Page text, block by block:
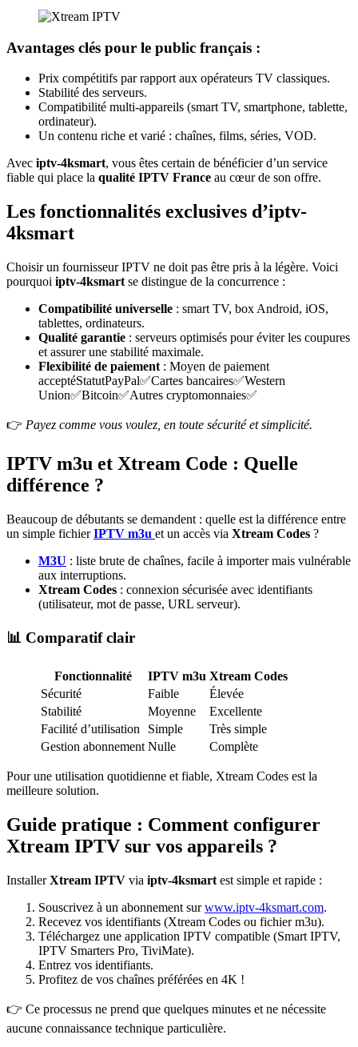
Avantages clés pour le public français :
Prix compétitifs par rapport aux opérateurs TV classiques.
Stabilité des serveurs.
Compatibilité multi-appareils (smart TV, smartphone, tablette,
ordinateur).
Un contenu riche et varié : chaînes, films, séries, VOD.
Avec iptv-4ksmart, vous êtes certain de bénéficier d’un service
fiable qui place la qualité IPTV France au cœur de son offre.
Les fonctionnalités exclusives d’iptv-
4ksmart
Choisir un fournisseur IPTV ne doit pas être pris à la légère. Voici
pourquoi iptv-4ksmart se distingue de la concurrence :
Compatibilité universelle : smart TV, box Android, iOS,
tablettes, ordinateurs.
Qualité garantie : serveurs optimisés pour éviter les coupures
et assurer une stabilité maximale.
Flexibilité de paiement : Moyen de paiement
acceptéStatutPayPal✅Cartes bancaires✅Western
Union✅Bitcoin✅Autres cryptomonnaies✅
👉 Payez comme vous voulez, en toute sécurité et simplicité.
IPTV m3u et Xtream Code : Quelle
différence ?
Beaucoup de débutants se demandent : quelle est la différence entre
un simple fichierIPTV m3u et un accès via Xtream Codes ?
M3U : liste brute de chaînes, facile à importer mais vulnérable
aux interruptions.
Xtream Codes : connexion sécurisée avec identifiants
(utilisateur, mot de passe, URL serveur).
📊 Comparatif clair
Fonctionnalité IPTV m3u Xtream Codes
Sécurité
Faible
Élevée
Stabilité
Moyenne
Excellente
Facilité d’utilisation
Simple
Très simple
Gestion abonnement Nulle Complète
Pour une utilisation quotidienne et fiable, Xtream Codes est la
meilleure solution.
Guide pratique : Comment configurer
Xtream IPTV sur vos appareils ?
InstallerXtream IPTV via iptv-4ksmart est simple et rapide :
Souscrivez à un abonnement surwww.iptv-4ksmart.com.
Recevez vos identifiants (Xtream Codes ou fichier m3u).
Téléchargez une application IPTV compatible (Smart IPTV,
IPTV Smarters Pro, TiviMate).
Entrez vos identifiants.
Profitez de vos chaînes préférées en 4K !
👉 Ce processus ne prend que quelques minutes et ne nécessite
aucune connaissance technique particulière.